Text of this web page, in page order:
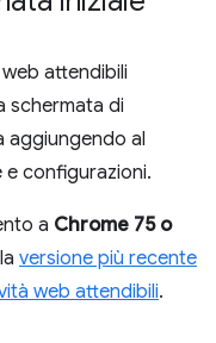
attendibili
schermata di
aggiungendo al
e configurazioni.
a Chrome 75 o
versione più recente
web attendibili.